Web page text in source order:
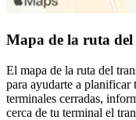
Mapa de la ruta
El mapa de la ruta del
para ayudarte a
terminales cerradas,
cerca de tu terminal el